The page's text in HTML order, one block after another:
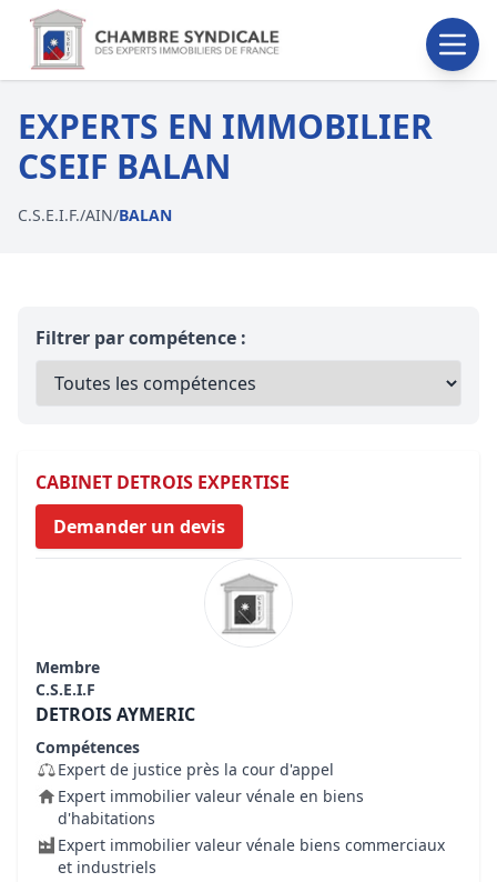
EXPERTS EN IMMOBILIER
CSEIF BALAN
C.S.E.I.F./AIN/BALAN
Filtrer par compétence :
CABINET DETROIS EXPERTISE
Demander un devis
Membre
C.S.E.I.F
DETROIS AYMERIC
Compétences
Expert de justice près la cour d'appel
Expert immobilier valeur vénale en biens
d'habitations
Expert immobilier valeur vénale biens commerciaux
et industriels